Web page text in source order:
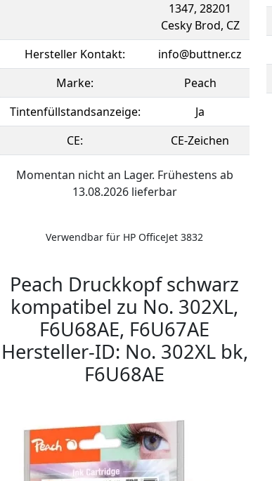
1347, 28201
Cesky Brod, CZ
Hersteller Kontakt:
info@buttner.cz
Marke:
Peach
Tintenfüllstandsanzeige:
Ja
CE:
CE-Zeichen
Momentan nicht an Lager. Frühestens ab
13.08.2026 lieferbar
Verwendbar für HP OfficeJet 3832
Peach Druckkopf schwarz
kompatibel zu No. 302XL,
F6U68AE, F6U67AE
Hersteller-ID: No. 302XL bk,
F6U68AE